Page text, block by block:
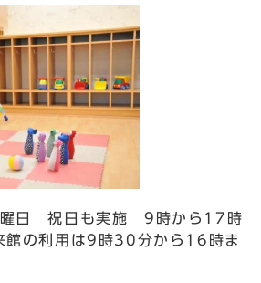
曜日 祝日も実施 9時から17時
の利用は9時30分から16時ま